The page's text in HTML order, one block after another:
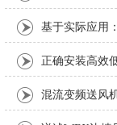
异常升高？基于实际应用
题诊断与解决策略
正确安装高效
风量和噪声指标的关键
混流变频送风